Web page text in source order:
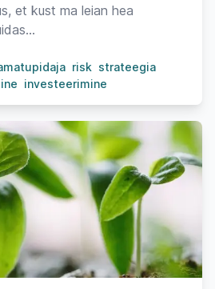
et kust ma leian hea
risk strateegia
investeerimine